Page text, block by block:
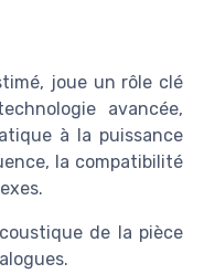
joue un rôle clé
avancée,
à la puissance
la compatibilité
de la pièce